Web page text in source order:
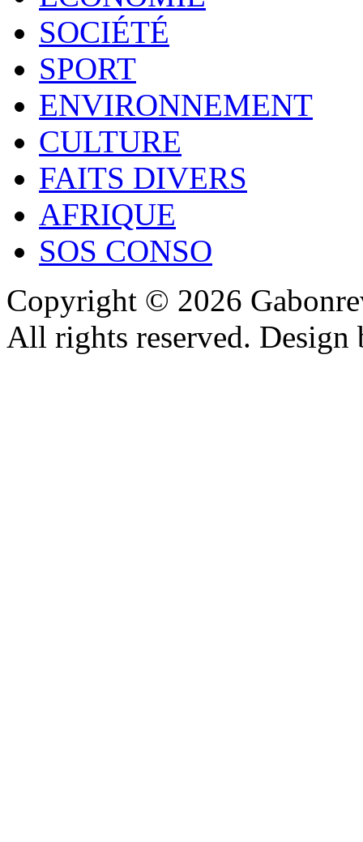
SOCIÉTÉ
SPORT
ENVIRONNEMENT
CULTURE
FAITS DIVERS
AFRIQUE
SOS CONSO
Copyright © 2026
All rights reserved.